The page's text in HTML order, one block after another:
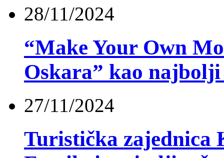
28/11/2024
“Make Your Own
Oskara” kao
27/11/2024
Turistička zajednica